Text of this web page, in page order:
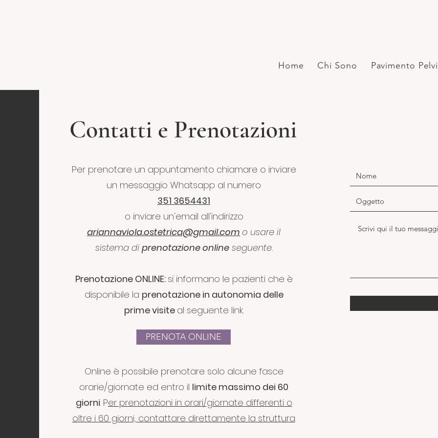
Home Chi Sono Pavimento
Contatti e Prenotazioni
Per prenotare un appuntamento chiamare o inviare
un messaggio Whatsapp al numero​
351 3654431
o inviare un'email all'indirizzo
ariannaviola.ostetrica@gmail.com o usare il
sistema di prenotazione onlineseguente.
Prenotazione ONLINE: si informano le pazienti che è
disponibile la prenotazione in autonomia delle
prime visite al seguente link.
Online è possibile prenotare solo alcune fasce
orarie/giornate ed entro il limite massimo dei 60
giorni. Per prenotazioni in orari/giornate differenti o
oltre i 60 giorni, contattare direttamente la struttura.
PRENOTA ONLINE